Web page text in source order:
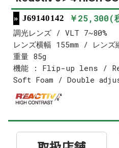
J69140142 ￥25,300(
調光レンズ / VLT 7~80%
レンズ横幅 155mm / レンズ
重量 85g
機能 : Flip-up lens /
Soft Foam / Double